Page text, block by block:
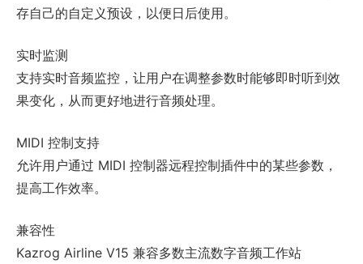
存自己的自定义预设，以便日后使用。
实时监测
支持实时音频监控，让用户在调整参数时能够即时听到效
果变化，从而更好地进行音频处理。
MIDI 控制支持
允许用户通过 MIDI 控制器远程控制插件中的某些参数，
提高工作效率。
兼容性
Kazrog Airline V15 兼容多数主流数字音频工作站